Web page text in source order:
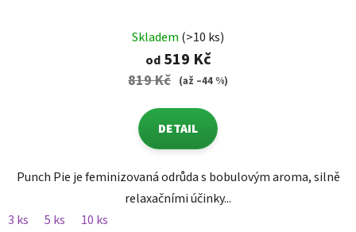
Skladem (>10 ks)
od519 Kč
819 Kč (až –44 %)
DETAIL
Punch Pie je feminizovaná odrůda s bobulovým aroma, silně
relaxačními účinky...
3 ks
5 ks 10 ks